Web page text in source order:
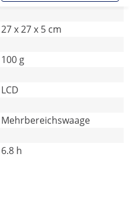
27 x 27 x 5 cm
100 g
LCD
Mehrbereichswaage
6.8 h